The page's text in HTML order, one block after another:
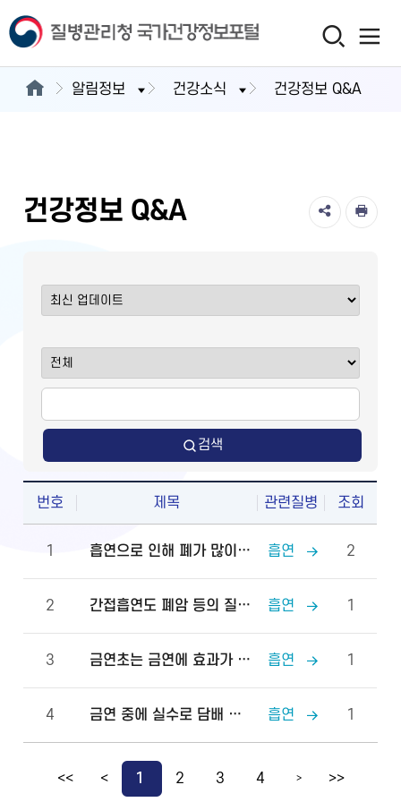
알림정보 건강소식 건강정보 Q&A
건강정보 Q&A
검색
번호 제목 관련질병 조회
1 흡연으로 인해 폐가 많이 손상된 상태입니다. 금연 후에 폐가 원래대로 회복될 수 있을까요? 흡연 2
2 간접흡연도 폐암 등의 질병으로 이어질 수 있나요? 직접적으로 담배 연기를 맡는 것뿐만 아니라, 흡연자의 담배 냄새가 밴 물건을 사용하거나 냄새를 맡는 것도 몸에 해로울 수 있는지 궁금합니다. 흡연 1
3 금연초는 금연에 효과가 있다고 광고를 하고 있습니다. 금연초로 금연에 성공할 수 있나요? 흡연 1
4 금연 중에 실수로 담배 한 개비를 피웠다면 어떻게 해야 할까요? 흡연 1
<< < 1 2 3 4 > >>